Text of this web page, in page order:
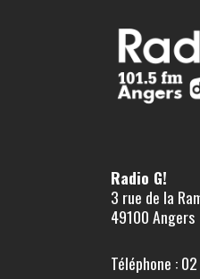
Radio G!
3 rue de la
49100 Angers
Téléphone :